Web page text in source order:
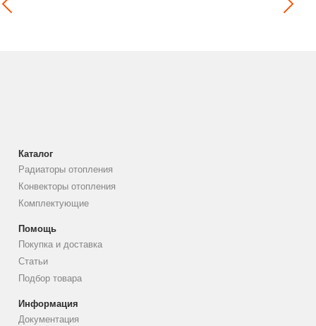
Каталог
Радиаторы отопления
Конвекторы отопления
Комплектующие
Помощь
Покупка и доставка
Статьи
Подбор товара
Информация
Документация